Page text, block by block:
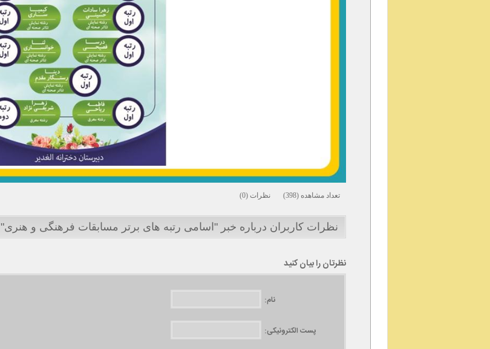
تعداد مشاهده (398) نظرات (0)
نظرات کاربران درباره خبر "اسامی رتبه های برتر مسابقات فرهنگی و هنری"
نظرتان را بیان کنید
نام:
پست الکترونیکی: